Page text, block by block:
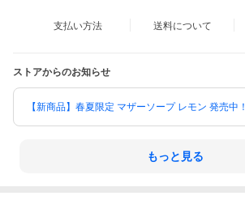
支払い方法 送料について
ストアからのお知らせ
【新商品】春夏限定 マザーソープ レモン 発売中！
もっと見る